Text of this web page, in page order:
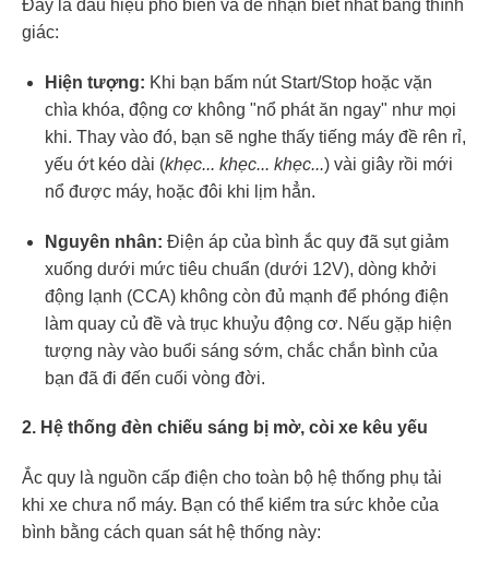
Đây là dấu hiệu phổ biến và dễ nhận biết nhất bằng thính
giác:
Hiện tượng: Khi bạn bấm nút Start/Stop hoặc vặn
chìa khóa, động cơ không "nổ phát ăn ngay" như mọi
khi. Thay vào đó, bạn sẽ nghe thấy tiếng máy đề rên rỉ,
yếu ớt kéo dài (khẹc... khẹc... khẹc...) vài giây rồi mới
nổ được máy, hoặc đôi khi lịm hẳn.
Nguyên nhân: Điện áp của bình ắc quy đã sụt giảm
xuống dưới mức tiêu chuẩn (dưới 12V), dòng khởi
động lạnh (CCA) không còn đủ mạnh để phóng điện
làm quay củ đề và trục khuỷu động cơ. Nếu gặp hiện
tượng này vào buổi sáng sớm, chắc chắn bình của
bạn đã đi đến cuối vòng đời.
2. Hệ thống đèn chiếu sáng bị mờ, còi xe kêu yếu
Ắc quy là nguồn cấp điện cho toàn bộ hệ thống phụ tải
khi xe chưa nổ máy. Bạn có thể kiểm tra sức khỏe của
bình bằng cách quan sát hệ thống này: